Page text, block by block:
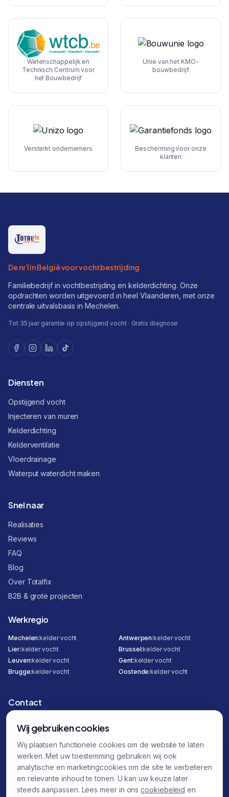
Wetenschappelijk en
Technisch Centrum voor
het Bouwbedrijf
Unie van het KMO-
bouwbedrijf
Versterkt ondernemers
Bescherming voor onze
klanten
De nr 1 in België voor vochtbestrijding
Familiebedrijf in vochtbestrijding en kelderdichting. Onze
opdrachten worden uitgevoerd in heel Vlaanderen, met onze
centrale uitvalsbasis in Mechelen.
Tot 35 jaar garantie op opstijgend vocht · Gratis diagnose
Diensten
Opstijgend vocht
Injecteren van muren
Kelderdichting
Kelderventilatie
Vloerdrainage
Waterput waterdicht maken
Snel naar
Realisaties
Reviews
FAQ
Blog
Over Totalfix
B2B & grote projecten
Werkregio
Mechelen:kelder·vocht Antwerpen:kelder·vocht
Lier:kelder·vocht Brussel:kelder·vocht
Leuven:kelder·vocht Gent:kelder·vocht
Brugge:kelder·vocht Oostende:kelder·vocht
Contact
2800 Mechelen
0471 12 30 00
0470 87 32 45
info@totalfix.be
Wij gebruiken cookies
Wij plaatsen functionele cookies om de website te laten
werken. Met uw toestemming gebruiken wij ook
analytische en marketingcookies om de site te verbeteren
en relevante inhoud te tonen. U kan uw keuze later
steeds aanpassen. Lees meer in ons cookiebeleid en